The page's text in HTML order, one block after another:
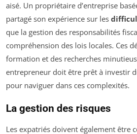
aisé. Un propriétaire d’entreprise
partagé son expérience sur les
que la gestion des responsabilités
compréhension des lois locales. Ces
formation et des recherches
entrepreneur doit être prêt à investir
pour naviguer dans ces complexités.
La gestion des risques
Les expatriés doivent également être